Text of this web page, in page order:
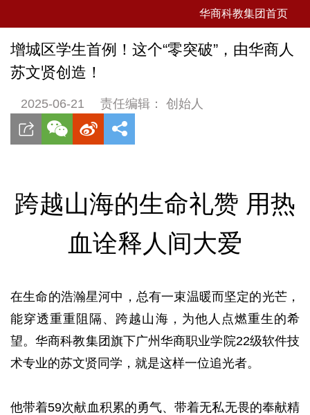
华商科教集团首页
增城区学生首例！这个“零突破”，由华商人
苏文贤创造！
2025-06-21 责任编辑： 创始人
跨越山海的生命礼赞 用热
血诠释人间大爱
在生命的浩瀚星河中，总有一束温暖而坚定的光芒，
能穿透重重阻隔、跨越山海，为他人点燃重生的希
望。华商科教集团旗下广州华商职业学院22级软件技
术专业的苏文贤同学，就是这样一位追光者。
他带着59次献血积累的勇气、带着无私无畏的奉献精